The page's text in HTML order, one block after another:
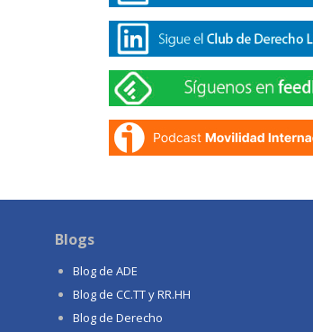
Blogs
Blog de ADE
Blog de CC.TT y RR.HH
Blog de Derecho